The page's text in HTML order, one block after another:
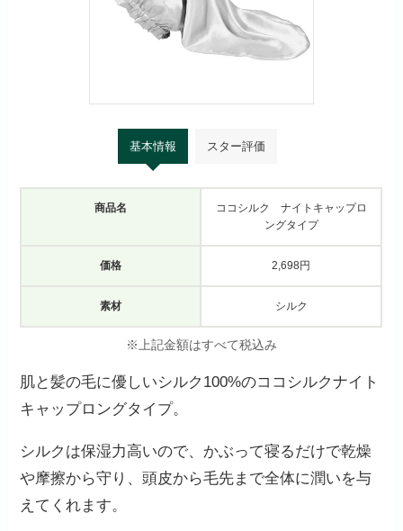
基本情報 スター評価
商品名
ココシルク ナイトキャップロ
ングタイプ
価格 2,698円
素材 シルク
※上記金額はすべて税込み
肌と髪の毛に優しいシルク100%のココシルクナイト
キャップロングタイプ。
シルクは保湿力高いので、かぶって寝るだけで乾燥
や摩擦から守り、頭皮から毛先まで全体に潤いを与
えてくれます。